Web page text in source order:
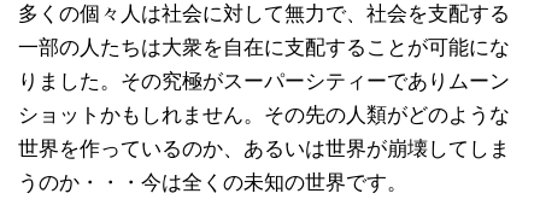
多くの個々人は社会に対して無力で、社会を支配する
一部の人たちは大衆を自在に支配することが可能にな
りました。その究極がスーパーシティーでありムーン
ショットかもしれません。その先の人類がどのような
世界を作っているのか、あるいは世界が崩壊してしま
うのか・・・今は全くの未知の世界です。